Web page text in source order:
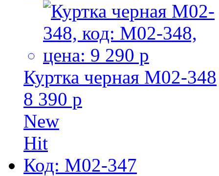
Куртка черная M02-348
8 390 р
New
Hit
Код: M02-347